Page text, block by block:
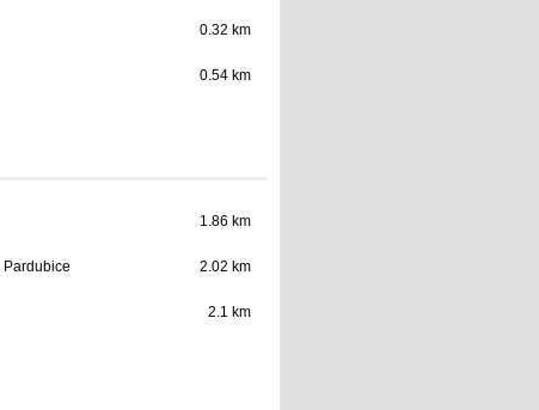
0.32 km
0.54 km
1.86 km
Pardubice 2.02 km
2.1 km